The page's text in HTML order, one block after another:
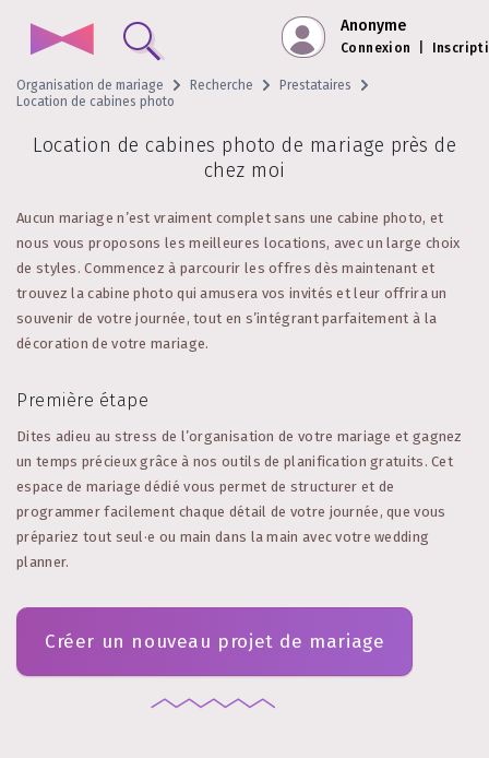
Anonyme
Connexion
Organisation de mariage Recherche
Prestataires
Location de cabines photo
Location de cabines photo de mariage près de
chez moi
Aucun mariage n’est vraiment complet sans une cabine photo, et
nous vous proposons les meilleures locations, avec un large choix
de styles. Commencez à parcourir les offres dès maintenant et
trouvez la cabine photo qui amusera vos invités et leur offrira un
souvenir de votre journée, tout en s’intégrant parfaitement à la
décoration de votre mariage.
Première étape
Dites adieu au stress de l’organisation de votre mariage et gagnez
un temps précieux grâce à nos outils de planification gratuits. Cet
espace de mariage dédié vous permet de structurer et de
programmer facilement chaque détail de votre journée, que vous
prépariez tout seul·e ou main dans la main avec votre wedding
planner.
Créer un nouveau projet de mariage